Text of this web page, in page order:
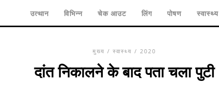
उत्थान विभिन्न चेक आउट लिंग पोषण स्वास्थ्य
मुख्य / स्वास्थ्य / 2020
दांत निकालने के बाद पता चला पुटी